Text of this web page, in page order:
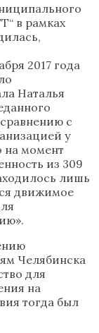
в рамках
2017 года
Наталья
с
у
на момент
из 309
лишь
движимое
Челябинска
для
на
тогда был